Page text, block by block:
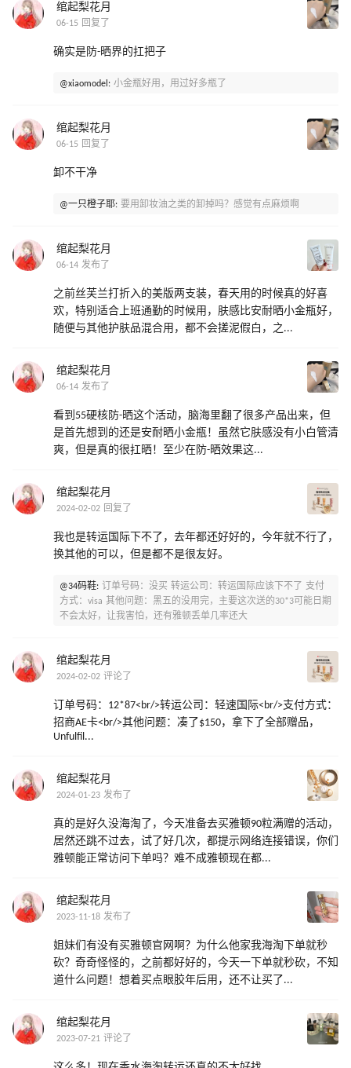
绾起梨花月
06-15 回复了
确实是防-晒界的扛把子
@xiaomodel: 小金瓶好用，用过好多瓶了
绾起梨花月
06-15 回复了
卸不干净
@一只橙子耶: 要用卸妆油之类的卸掉吗？感觉有点麻烦啊
绾起梨花月
06-14 发布了
之前丝芙兰打折入的美版两支装，春天用的时候真的好喜
欢，特别适合上班通勤的时候用，肤感比安耐晒小金瓶好，
随便与其他护肤品混合用，都不会搓泥假白，之...
绾起梨花月
06-14 发布了
看到55硬核防-晒这个活动，脑海里翻了很多产品出来，但
是首先想到的还是安耐晒小金瓶！虽然它肤感没有小白管清
爽，但是真的很扛晒！至少在防-晒效果这...
绾起梨花月
2024-02-02 回复了
我也是转运国际下不了，去年都还好好的，今年就不行了，
换其他的可以，但是都不是很友好。
@34码鞋: 订单号码：没买 转运公司：转运国际应该下不了 支付
方式：visa 其他问题：黑五的没用完，主要这次送的30*3可能日期
不会太好，让我害怕，还有雅顿丢单几率还大
绾起梨花月
2024-02-02 评论了
订单号码：12*87<br/>转运公司：轻速国际<br/>支付方式：
招商AE卡<br/>其他问题：凑了$150，拿下了全部赠品，
Unfulfil...
绾起梨花月
2024-01-23 发布了
真的是好久没海淘了，今天准备去买雅顿90粒满赠的活动，
居然还跳不过去，试了好几次，都提示网络连接错误，你们
雅顿能正常访问下单吗？难不成雅顿现在都...
绾起梨花月
2023-11-18 发布了
姐妹们有没有买雅顿官网啊？为什么他家我海淘下单就秒
砍？奇奇怪怪的，之前都好好的，今天一下单就秒砍，不知
道什么问题！想着买点眼胶年后用，还不让买了...
绾起梨花月
2023-07-21 评论了